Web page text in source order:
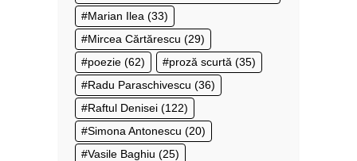
Marian Ilea (33)
Mircea Cărtărescu (29)
poezie (62) proză scurtă (35)
Radu Paraschivescu (36)
Raftul Denisei (122)
Simona Antonescu (20)
Vasile Baghiu (25)